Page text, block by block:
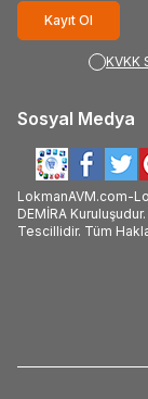
Kayıt Ol
KVKK
Sosyal Medya
LokmanAVM.com-
DEMİRA
Tescillidir. Tüm